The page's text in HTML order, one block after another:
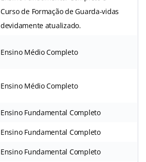
Curso de Formação de Guarda-vidas
devidamente atualizado.
Ensino Médio Completo
Ensino Médio Completo
Ensino Fundamental Completo
Ensino Fundamental Completo
Ensino Fundamental Completo